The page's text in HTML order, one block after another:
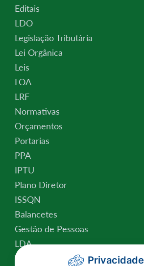
Editais
LDO
Legislação Tributária
Lei Orgânica
Leis
LOA
LRF
Normativas
Orçamentos
Portarias
PPA
IPTU
Plano Diretor
ISSQN
Balancetes
Gestão de Pessoas
LDA
Valor da Terra Nua Privacidade